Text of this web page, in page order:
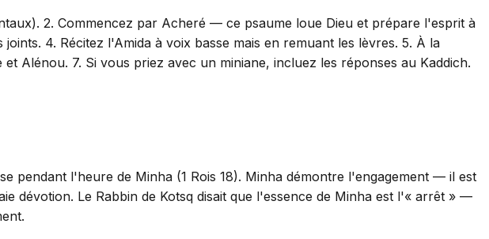
2. Commencez par Acheré — ce psaume loue Dieu et prépare l'esprit à
4. Récitez l'Amida à voix basse mais en remuant les lèvres. 5. À la
Alénou. 7. Si vous priez avec un miniane, incluez les réponses au Kaddich.
pendant l'heure de Minha (1 Rois 18). Minha démontre l'engagement — il est
dévotion. Le Rabbin de Kotsq disait que l'essence de Minha est l'« arrêt » —